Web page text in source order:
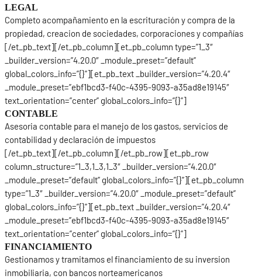
LEGAL
Completo acompañamiento en la escrituración y compra de la
propiedad, creacion de sociedades, corporaciones y compañías
[/et_pb_text][/et_pb_column][et_pb_column type=”1_3″
_builder_version=”4.20.0″ _module_preset=”default”
global_colors_info=”{}”][et_pb_text _builder_version=”4.20.4″
_module_preset=”ebf1bcd3-f40c-4395-9093-a35ad8e19145″
text_orientation=”center” global_colors_info=”{}”]
CONTABLE
Asesoria contable para el manejo de los gastos, servicios de
contabilidad y declaración de impuestos
[/et_pb_text][/et_pb_column][/et_pb_row][et_pb_row
column_structure=”1_3,1_3,1_3″ _builder_version=”4.20.0″
_module_preset=”default” global_colors_info=”{}”][et_pb_column
type=”1_3″ _builder_version=”4.20.0″ _module_preset=”default”
global_colors_info=”{}”][et_pb_text _builder_version=”4.20.4″
_module_preset=”ebf1bcd3-f40c-4395-9093-a35ad8e19145″
text_orientation=”center” global_colors_info=”{}”]
FINANCIAMIENTO
Gestionamos y tramitamos el financiamiento de su inversion
inmobiliaria, con bancos norteamericanos